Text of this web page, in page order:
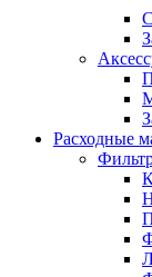
Расходные